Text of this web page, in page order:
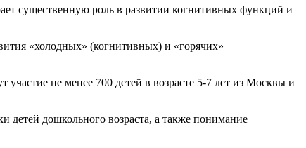
существенную роль в развитии когнитивных функций и
«холодных» (когнитивных) и «горячих»
участие не менее 700 детей в возрасте 5-7 лет из Москвы и
детей дошкольного возраста, а также понимание